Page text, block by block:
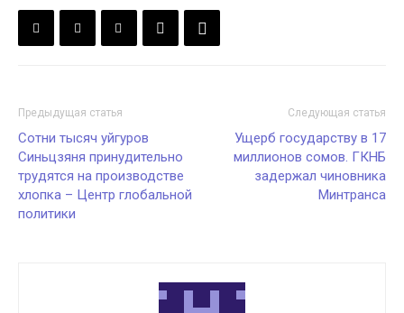
Предыдущая статья
Сотни тысяч уйгуров
Синьцзяня принудительно
трудятся на производстве
хлопка – Центр глобальной
политики
Следующая статья
Ущерб государству в 17
миллионов сомов. ГКНБ
задержал чиновника
Минтранса